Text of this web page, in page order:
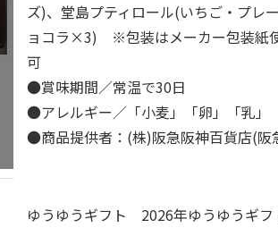
ズ)、堂島プティロール(いちご・プ
ョコラ×3) ※包装はメーカー包装紙
可
●賞味期間／常温で30日
●アレルギー／「小麦」「卵」「乳」
●商品提供者：(株)阪急阪神百貨店(阪
ゆうゆうギフト 2026年ゆうゆうギ